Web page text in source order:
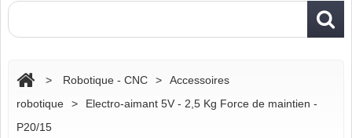
> Robotique - CNC >
Accessoires
robotique
>
Electro-aimant 5V - 2,5 Kg Force de maintien -
P20/15